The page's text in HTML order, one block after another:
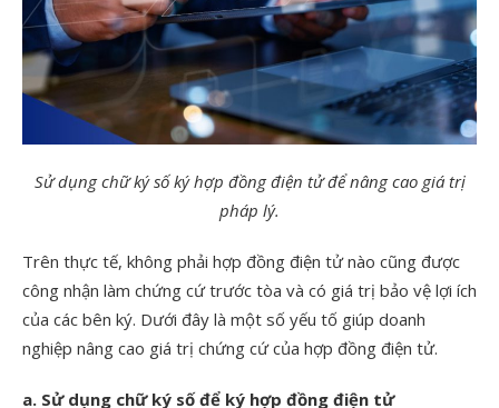
Sử dụng chữ ký số ký hợp đồng điện tử để nâng cao giá trị
pháp lý.
Trên thực tế, không phải hợp đồng điện tử nào cũng được
công nhận làm chứng cứ trước tòa và có giá trị bảo vệ lợi ích
của các bên ký. Dưới đây là một số yếu tố giúp doanh
nghiệp nâng cao giá trị chứng cứ của hợp đồng điện tử.
a. Sử dụng chữ ký số để ký hợp đồng điện tử